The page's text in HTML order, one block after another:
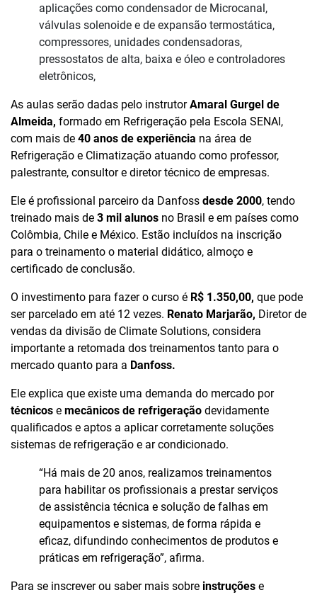
aplicações como condensador de Microcanal,
válvulas solenoide e de expansão termostática,
compressores, unidades condensadoras,
pressostatos de alta, baixa e óleo e controladores
eletrônicos,
As aulas serão dadas pelo instrutorAmaral Gurgel de
Almeida, formado em Refrigeração pela Escola SENAI,
com mais de 40 anos de experiência na área de
Refrigeração e Climatização atuando como professor,
palestrante, consultor e diretor técnico de empresas.
Ele é profissional parceiro da Danfoss desde 2000, tendo
treinado mais de 3 mil alunos no Brasil e em países como
Colômbia, Chile e México. Estão incluídos na inscrição
para o treinamento o material didático, almoço e
certificado de conclusão.
O investimento para fazer o curso é R$ 1.350,00, que pode
ser parcelado em até 12 vezes. Renato Marjarão, Diretor de
vendas da divisão de Climate Solutions, considera
importante a retomada dos treinamentos tanto para o
mercado quanto para a Danfoss.
Ele explica que existe uma demanda do mercado por
técnicos e mecânicos de refrigeração devidamente
qualificados e aptos a aplicar corretamente soluções
sistemas de refrigeração e ar condicionado.
“Há mais de 20 anos, realizamos treinamentos
para habilitar os profissionais a prestar serviços
de assistência técnica e solução de falhas em
equipamentos e sistemas, de forma rápida e
eficaz, difundindo conhecimentos de produtos e
práticas em refrigeração”, afirma.
Para se inscrever ou saber mais sobre instruções e